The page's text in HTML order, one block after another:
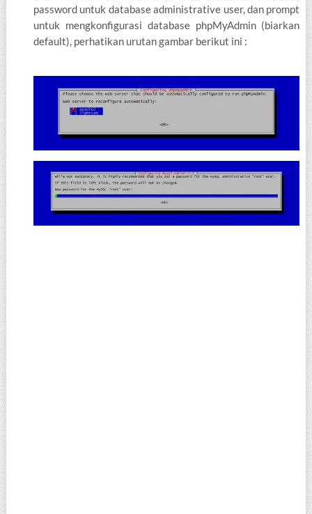
password untuk database administrative user, dan prompt
untuk mengkonfigurasi database phpMyAdmin (biarkan
default), perhatikan urutan gambar berikut ini :